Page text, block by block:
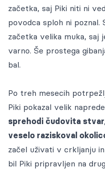
Kako oddati žival
Prostoživeče mačke
Galerija
Objave medijev
začetka, saj Piki niti ni
povodca sploh ni poznal.
začetka velika muka, saj
varno. Še prostega
bal.
Po treh mesecih
Piki pokazal velik
sprehodi čudovita
veselo raziskoval
začel uživati v crkljanju
bil Piki pripravljen na